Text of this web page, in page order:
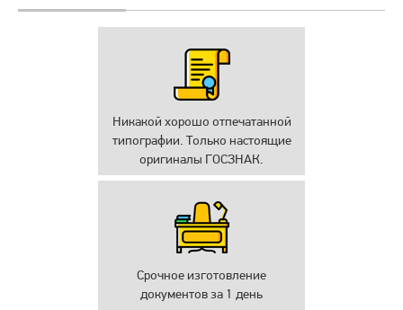
Никакой хорошо отпечатанной
типографии. Только настоящие
оригиналы ГОСЗНАК.
Срочное изготовление
документов за 1 день